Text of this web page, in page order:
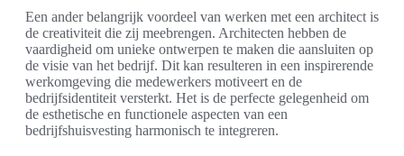
Een ander belangrijk voordeel van werken met een architect is
de creativiteit die zij meebrengen. Architecten hebben de
vaardigheid om unieke ontwerpen te maken die aansluiten op
de visie van het bedrijf. Dit kan resulteren in een inspirerende
werkomgeving die medewerkers motiveert en de
bedrijfsidentiteit versterkt. Het is de perfecte gelegenheid om
de esthetische en functionele aspecten van een
bedrijfshuisvesting harmonisch te integreren.